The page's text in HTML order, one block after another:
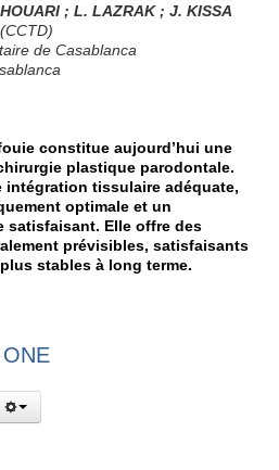
; L. LAZRAK ; J. KISSA
de Casablanca
constitue aujourd’hui une
plastique parodontale.
intégration tissulaire adéquate,
optimale et un
satisfaisant. Elle offre des
prévisibles, satisfaisants
stables à long terme.